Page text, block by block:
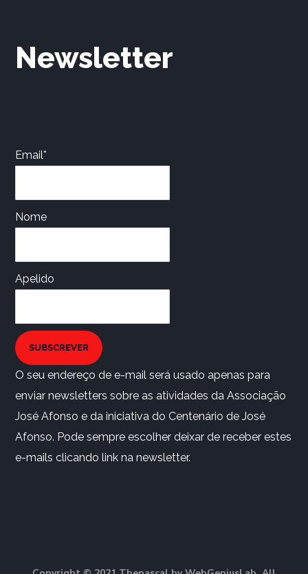
Newsletter
Email*
Nome
Apelido
SUBSCREVER
O seu endereço de e-mail será usado apenas para
enviar newsletters sobre as atividades da Associação
José Afonso e da iniciativa do Centenário de José
Afonso. Pode sempre escolher deixar de receber estes
e-mails clicando link na newsletter.